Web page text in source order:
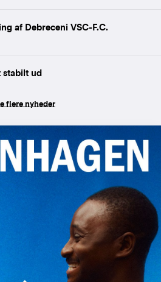
af Debreceni VSC-F.C.
stabilt ud
flere nyheder